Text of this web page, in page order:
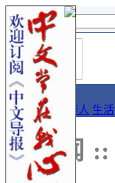
登录名:
首
页
导报
要闻 论坛 华人 生活
:: 新闻 ::